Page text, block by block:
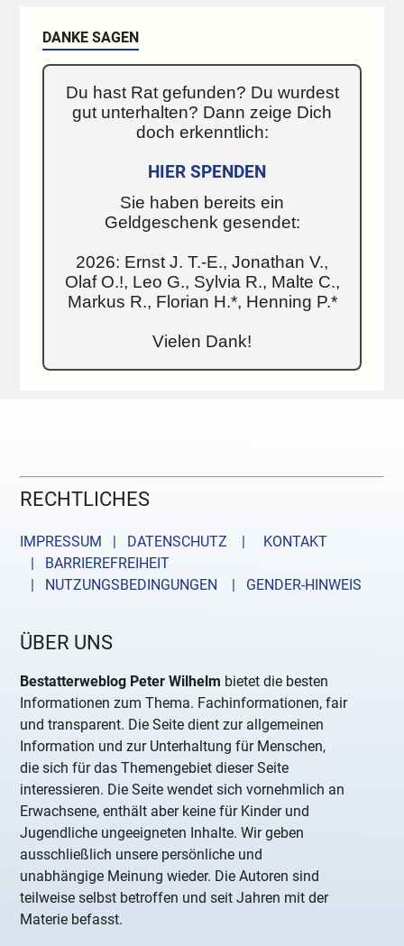
DANKE SAGEN
Du hast Rat gefunden? Du wurdest
gut unterhalten? Dann zeige Dich
doch erkenntlich:
HIER SPENDEN
Sie haben bereits ein
Geldgeschenk gesendet:
2026: Ernst J. T.-E., Jonathan V.,
Olaf O.!, Leo G., Sylvia R., Malte C.,
Markus R., Florian H.*, Henning P.*
Vielen Dank!
RECHTLICHES
IMPRESSUM | DATENSCHUTZ |
KONTAKT
| BARRIEREFREIHEIT
| NUTZUNGSBEDINGUNGEN
| GENDER-HINWEIS
ÜBER UNS
Bestatterweblog Peter Wilhelm bietet die besten
Informationen zum Thema. Fachinformationen, fair
und transparent. Die Seite dient zur allgemeinen
Information und zur Unterhaltung für Menschen,
die sich für das Themengebiet dieser Seite
interessieren. Die Seite wendet sich vornehmlich an
Erwachsene, enthält aber keine für Kinder und
Jugendliche ungeeigneten Inhalte. Wir geben
ausschließlich unsere persönliche und
unabhängige Meinung wieder. Die Autoren sind
teilweise selbst betroffen und seit Jahren mit der
Materie befasst.